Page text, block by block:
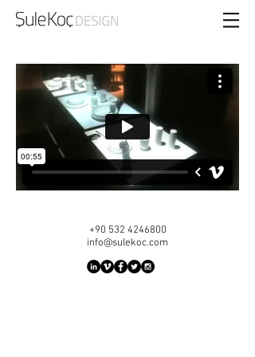
+90 532 4246800
info@sulekoc.com